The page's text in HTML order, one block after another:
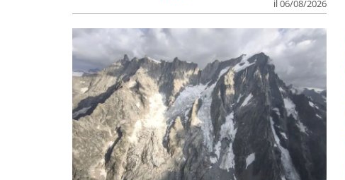
il 06/08/2026